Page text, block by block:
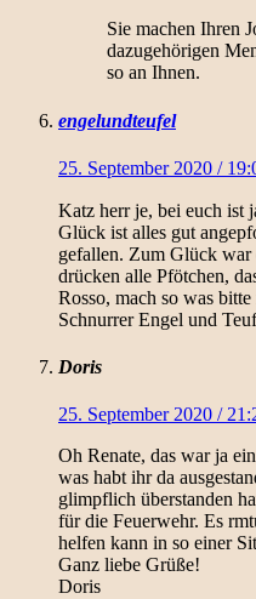
Sie machen Ihren
dazugehörigen
so an Ihnen.
engelundteufel
25. September 2020 /
Katz herr je, bei euch ist
Glück ist alles gut
gefallen. Zum Glück war
drücken alle Pfötchen,
Rosso, mach so was
Schnurrer Engel und
Doris
25. September 2020 /
Oh Renate, das war ja
was habt ihr da
glimpflich überstanden
für die Feuerwehr. Es
helfen kann in so einer
Ganz liebe Grüße!
Doris